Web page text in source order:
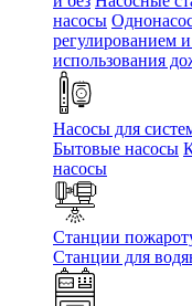
насосы
регулированием и
использования
Насосы для
Бытовые насосы
насосы
Станции
Станции для